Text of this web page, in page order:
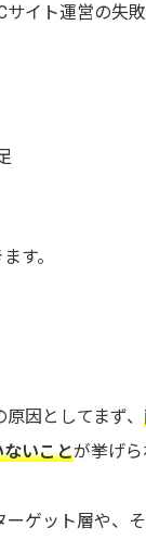
サイト運営の失
す。
因としてまず、
いことが挙げら
ーゲット層や、